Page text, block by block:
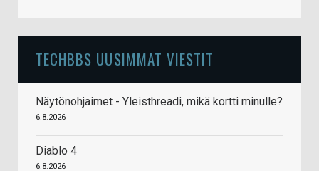
TECHBBS UUSIMMAT VIESTIT
Näytönohjaimet - Yleisthreadi, mikä kortti minulle?
6.8.2026
Diablo 4
6.8.2026